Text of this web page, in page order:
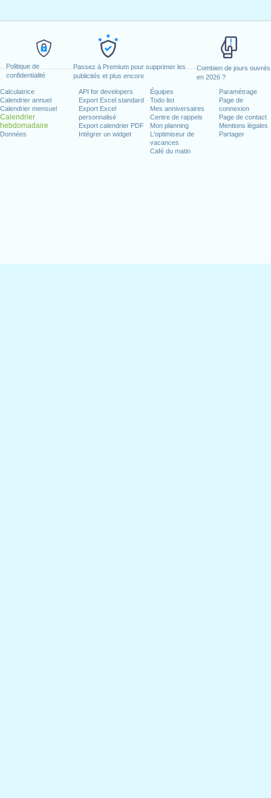
Politique de
confidentialité
Passez à Premium pour supprimer les
publicités et plus encore
Combien de jours ouvrés
en 2026 ?
Calculatrice
Calendrier annuel
Calendrier mensuel
Calendrier
hebdomadaire
Données
API for developers
Export Excel standard
Export Excel
personnalisé
Export calendrier PDF
Intégrer un widget
Équipes
Todo list
Mes anniversaires
Centre de rappels
Mon planning
L'optimiseur de
vacances
Café du matin
Paramétrage
Page de
connexion
Page de contact
Mentions légales
Partager